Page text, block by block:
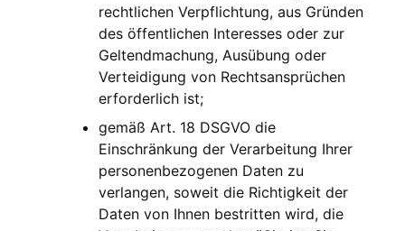
rechtlichen Verpflichtung, aus Gründen
des öffentlichen Interesses oder zur
Geltendmachung, Ausübung oder
Verteidigung von Rechtsansprüchen
erforderlich ist;
gemäß Art. 18 DSGVO die
Einschränkung der Verarbeitung Ihrer
personenbezogenen Daten zu
verlangen, soweit die Richtigkeit der
Daten von Ihnen bestritten wird, die